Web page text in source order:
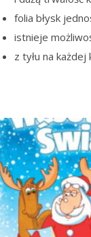
folia błysk
istnieje
z tyłu na